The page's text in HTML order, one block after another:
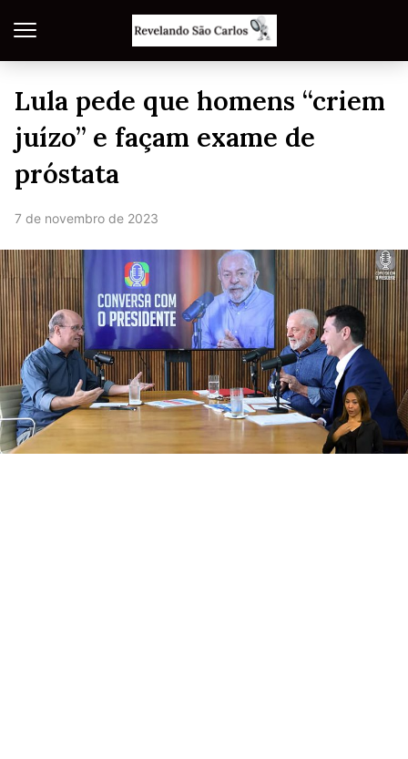
Lula pede que homens “criem
juízo” e façam exame de
próstata
7 de novembro de 2023